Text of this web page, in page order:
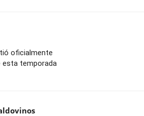
oficialmente
esta temporada